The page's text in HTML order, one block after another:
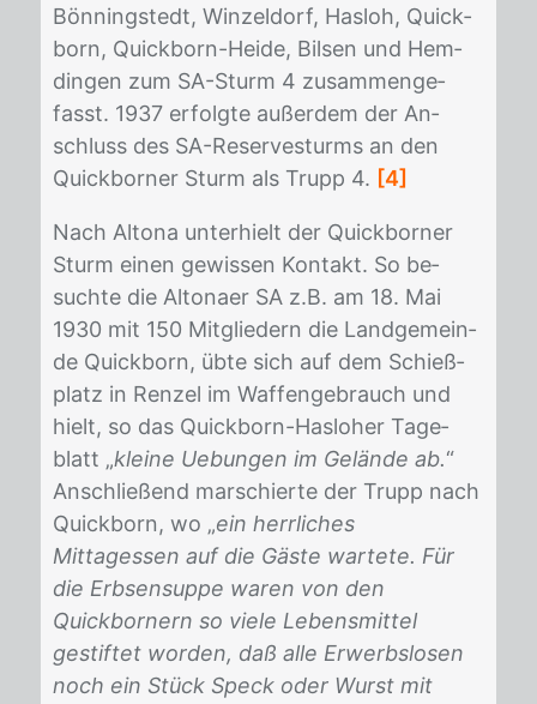
Bön­ningstedt, Win­zel­dorf, Has­loh, Quick­
born, Quick­born-Hei­de, Bil­sen und Hem­
din­gen zum SA-Sturm 4 zu­sam­men­ge­
fasst. 1937 er­folg­te au­ßer­dem der An­
schluss des SA-Re­ser­ves­turms an den
Quick­bor­ner Sturm als Trupp 4. [4]
Nach Al­to­na un­ter­hielt der Quick­bor­ner
Sturm ei­nen ge­wis­sen Kon­takt. So be­
such­te die Al­tona­er SA z.B. am 18. Mai
1930 mit 150 Mit­glie­dern die Land­ge­mein­
de Quick­born, übte sich auf dem Schieß­
platz in Ren­zel im Waf­fen­ge­brauch und
hielt, so das Quick­born-Has­lo­her Ta­ge­
blatt „kleine Uebungen im Gelände ab.“
An­schlie­ßend mar­schier­te der Trupp nach
Quick­born, wo „ein herrliches
Mittagessen auf die Gäste wartete. Für
die Erbsensuppe waren von den
Quickbornern so viele Lebensmittel
gestiftet worden, daß alle Erwerbslosen
noch ein Stück Speck oder Wurst mit